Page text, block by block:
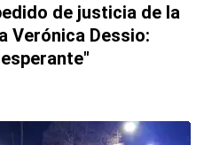
de justicia de la
Verónica Dessio: